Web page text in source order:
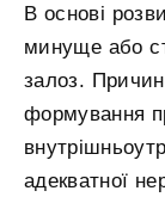
В основі
минуще або
залоз.
формування
адекватної